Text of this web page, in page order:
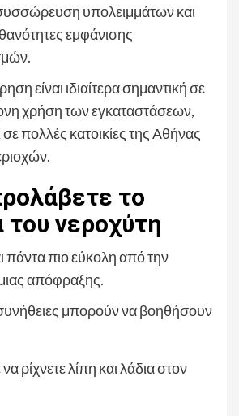
υπολειμμάτων και
εμφάνισης
είναι ιδιαίτερα σημαντική σε
χρήση των εγκαταστάσεων,
πολλές κατοικίες της Αθήνας
το
νεροχύτη
πάντα πιο εύκολη από την
απόφραξης.
μπορούν να βοηθήσουν
ρίχνετε λίπη και λάδια στον